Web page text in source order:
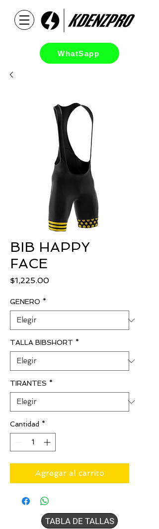
WhatSapp
BIB HAPPY
FACE
$1,225.00Precio
GENERO *
TALLA BIBSHORT *
TIRANTES *
Cantidad *
Agregar al carrito
TABLA DE TALLAS